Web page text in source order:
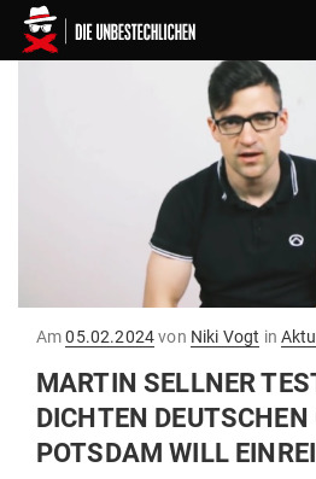
AmGepostet
05.02.2024von Niki Vogt in
MARTIN SELLNER
DICHTEN
POTSDAM WILL